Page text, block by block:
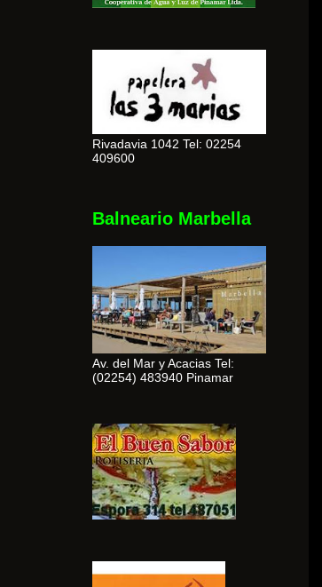
Rivadavia 1042 Tel: 02254
409600
Balneario Marbella
Av. del Mar y Acacias Tel:
(02254) 483940 Pinamar